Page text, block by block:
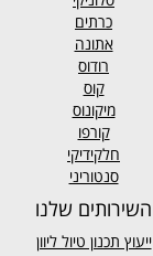
כרתים
אתונה
רודוס
קוס
מיקונוס
קורפו
חלקידיקי
סנטוריני
השירותים שלנו
ייעוץ תכנון טיול ליוון